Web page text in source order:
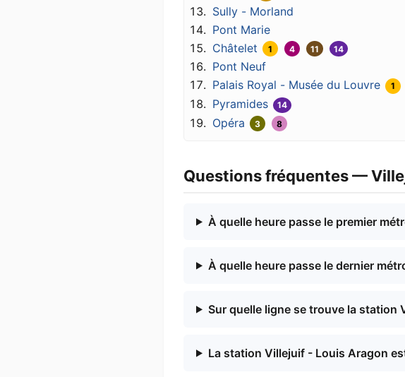
Sully - Morland
Pont Marie
Châtelet
1 4 11 14
Pont Neuf
Palais Royal - Musée du Louvre
1
Pyramides 14
Opéra 3 8
Questions fréquentes —
À quelle heure passe le premier
À quelle heure passe le dernier
Sur quelle ligne se trouve la station
La station Villejuif - Louis Aragon